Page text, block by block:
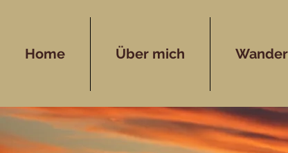
Home Über mich